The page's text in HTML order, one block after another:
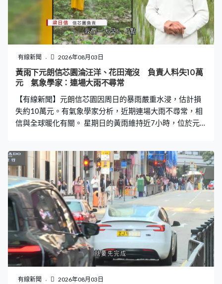
有線新聞 2026年08月03日
黃雨下元朗信芯園淪汪洋、花田淹沒 負責人料失10萬
元 氣象學家：連場大雨不尋常
【有線新聞】元朗信芯園因周日的暴雨嚴重水浸，估計損
失約10萬元。有氣象學家分析，近期連場大雨不尋常，相
信與全球暖化有關。 星期日的黃雨維持近7小時，位於元
積水大致退去。信芯園負責人梁日信：「我們一大早6、7
點過來洗乾淨泥漿。如果（花苗）浸超過8小時會焗死，加
上泥漿停留，就算洗乾淨都不行。」 負責人預計這次損失
約10萬元，又稱自五月起受連場大雨影響，已是第六次重
新栽種花苗。梁日信：「我們外面沒有天然河道，這裡有
幾百公頃土地、幾百萬呎地方，那些積水，就算我們有更
強大的水泵都無用。未曾好天過，要不暴曬幾日，要不一
直強降雨，我們俗稱『長命雨』，所以做了幾十年，現在
天氣愈來愈難做。」 天文台上月共發出20次黃雨及5次紅
雨警告信號，全月總雨量達790.3毫米，成為自1884年有
記錄以來總雨量第二高的七月。有氣象學家形容不尋常，
有線新聞 2026年08月03日